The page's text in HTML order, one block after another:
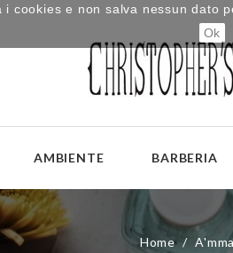
AMBIENTE BARBERIA
Home
cookies e non salva nessun dato
Ok